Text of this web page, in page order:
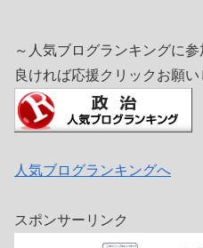
～人気ブログランキングに
良ければ応援クリックお願い
人気ブログランキングへ
スポンサーリンク